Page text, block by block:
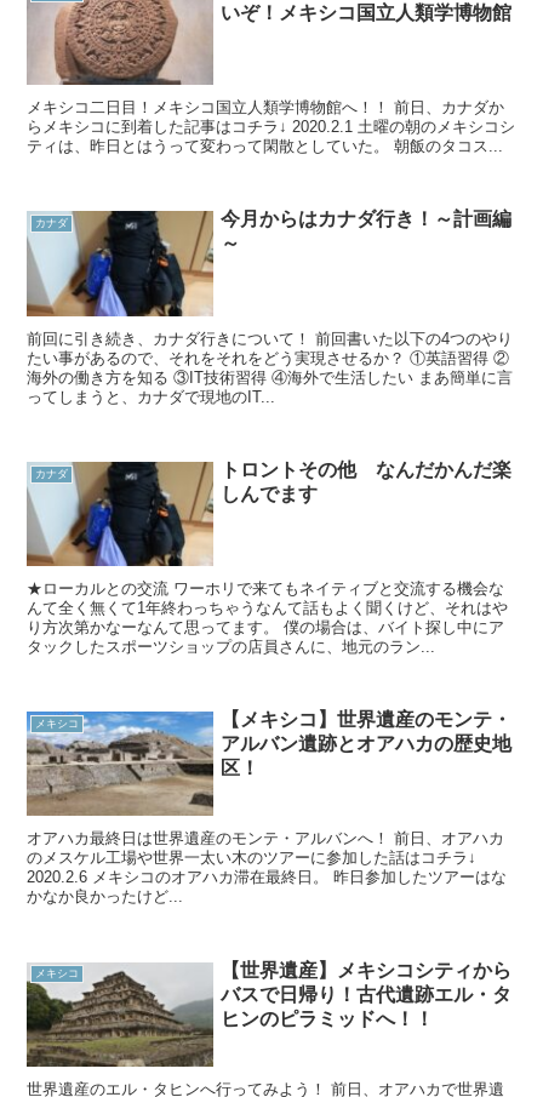
いぞ！メキシコ国立人類学博物館
メキシコ二日目！メキシコ国立人類学博物館へ！！ 前日、カナダか
らメキシコに到着した記事はコチラ↓ 2020.2.1 土曜の朝のメキシコシ
ティは、昨日とはうって変わって閑散としていた。 朝飯のタコス...
カナダ
今月からはカナダ行き！～計画編
～
前回に引き続き、カナダ行きについて！ 前回書いた以下の4つのやり
たい事があるので、それをそれをどう実現させるか？ ①英語習得 ②
海外の働き方を知る ③IT技術習得 ④海外で生活したい まあ簡単に言
ってしまうと、カナダで現地のIT...
カナダ
トロントその他 なんだかんだ楽
しんでます
★ローカルとの交流 ワーホリで来てもネイティブと交流する機会な
んて全く無くて1年終わっちゃうなんて話もよく聞くけど、それはや
り方次第かなーなんて思ってます。 僕の場合は、バイト探し中にア
タックしたスポーツショップの店員さんに、地元のラン...
メキシコ
【メキシコ】世界遺産のモンテ・
アルバン遺跡とオアハカの歴史地
区！
オアハカ最終日は世界遺産のモンテ・アルバンへ！ 前日、オアハカ
のメスケル工場や世界一太い木のツアーに参加した話はコチラ↓
2020.2.6 メキシコのオアハカ滞在最終日。 昨日参加したツアーはな
かなか良かったけど...
メキシコ
【世界遺産】メキシコシティから
バスで日帰り！古代遺跡エル・タ
ヒンのピラミッドへ！！
世界遺産のエル・タヒンへ行ってみよう！ 前日、オアハカで世界遺